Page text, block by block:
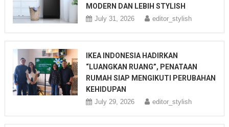
MODERN DAN LEBIH STYLISH
July 31, 2026 editor_stylish
IKEA INDONESIA HADIRKAN
“LUANGKAN RUANG”, PENATAAN
RUMAH SIAP MENGIKUTI PERUBAHAN
KEHIDUPAN
July 29, 2026 editor_stylish